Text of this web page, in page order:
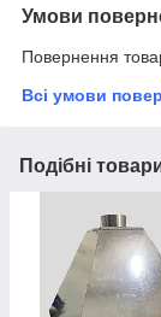
Умови
Повернення
Всі умови
Подібні